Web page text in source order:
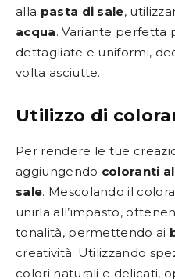
alla pasta di sale,
acqua. Variante perfetta
dettagliate e uniformi,
volta asciutte.
Utilizzo di
Per rendere le tue
aggiungendo coloranti
sale. Mescolando il
unirla all’impasto,
tonalità, permettendo ai
creatività. Utilizzando
colori naturali e delicati,